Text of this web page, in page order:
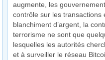
augmente, les
contrôle sur les transactions
blanchiment d’argent, la
terrorisme ne sont que
lesquelles les autorités
et à surveiller le réseau